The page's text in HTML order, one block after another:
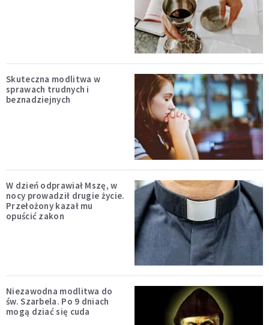
Skuteczna modlitwa w
sprawach trudnych i
beznadziejnych
W dzień odprawiał Mszę, w
nocy prowadził drugie życie.
Przełożony kazał mu
opuścić zakon
Niezawodna modlitwa do
św. Szarbela. Po 9 dniach
mogą dziać się cuda